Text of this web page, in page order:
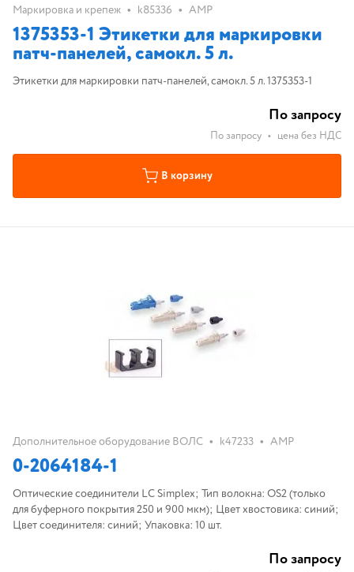
Маркировка и крепеж • k85336 • AMP
1375353-1 Этикетки для маркировки
патч-панелей, самокл. 5 л.
Этикетки для маркировки патч-панелей, самокл. 5 л. 1375353-1
По запросу
По запросу • цена без НДС
В корзину
Дополнительное оборудование ВОЛС • k47233 • AMP
0-2064184-1
Оптические соединители LC Simplex; Тип волокна: OS2 (только
для буферного покрытия 250 и 900 мкм); Цвет хвостовика: синий;
Цвет соединителя: синий; Упаковка: 10 шт.
По запросу